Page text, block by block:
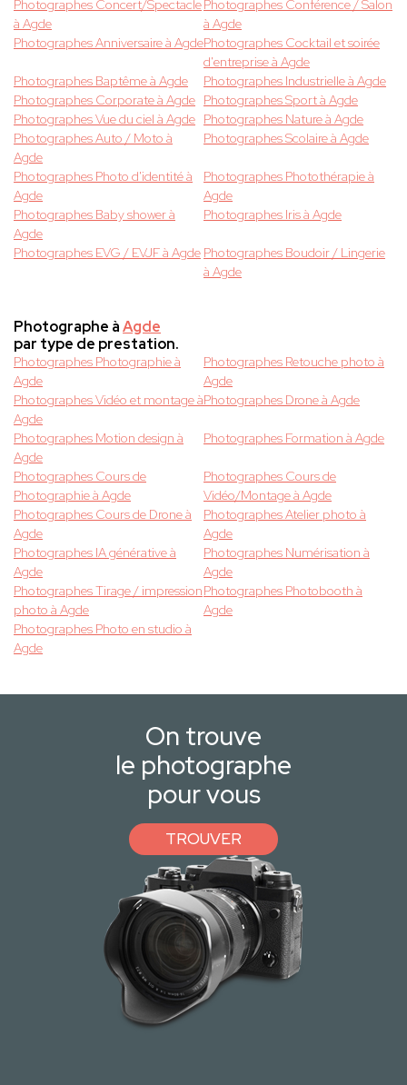
Photographes Concert/Spectacle
à Agde
Photographes Conférence / Salon
à Agde
Photographes Anniversaire à AgdePhotographes Cocktail et soirée
d'entreprise à Agde
Photographes Baptême à Agde
Photographes Industrielle à Agde
Photographes Corporate à Agde Photographes Sport à Agde
Photographes Vue du ciel à Agde Photographes Nature à Agde
Photographes Auto / Moto à
Agde
Photographes Scolaire à Agde
Photographes Photo d'identité à
Agde
Photographes Photothérapie à
Agde
Photographes Baby shower à
Agde
Photographes Iris à Agde
Photographes EVG / EVJF à Agde Photographes Boudoir / Lingerie
à Agde
Photographe àAgde
par type de prestation.
Photographes Photographie à
Agde
Photographes Retouche photo à
Agde
Photographes Vidéo et montage à
Agde
Photographes Drone à Agde
Photographes Motion design à
Agde
Photographes Formation à Agde
Photographes Cours de
Photographie à Agde
Photographes Cours de
Vidéo/Montage à Agde
Photographes Cours de Drone à
Agde
Photographes Atelier photo à
Agde
Photographes IA générative à
Agde
Photographes Numérisation à
Agde
Photographes Tirage / impression
photo à Agde
Photographes Photobooth à
Agde
Photographes Photo en studio à
Agde
On trouve
le photographe
pour vous
TROUVER